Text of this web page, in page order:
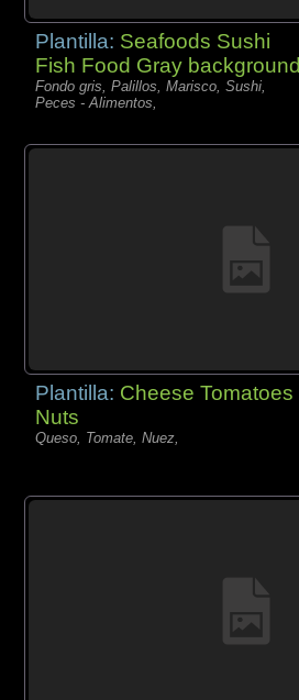
Plantilla: Seafoods Sushi
Fish Food Gray background
Fondo gris, Palillos, Marisco, Sushi,
Peces - Alimentos,
Plantilla: Cheese Tomatoes
Nuts
Queso, Tomate, Nuez,